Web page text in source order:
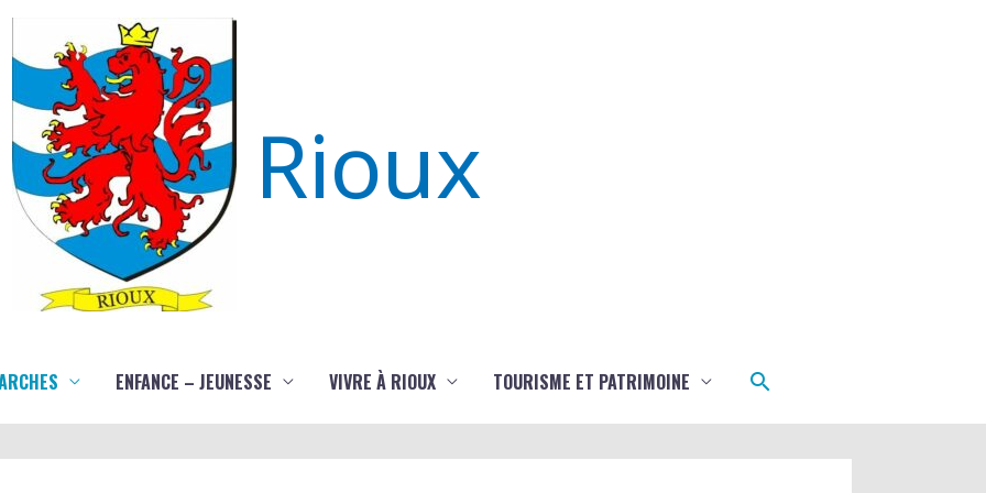
Rioux
ENFANCE – JEUNESSE VIVRE À RIOUX TOURISME ET PATRIMOINE Rechercher